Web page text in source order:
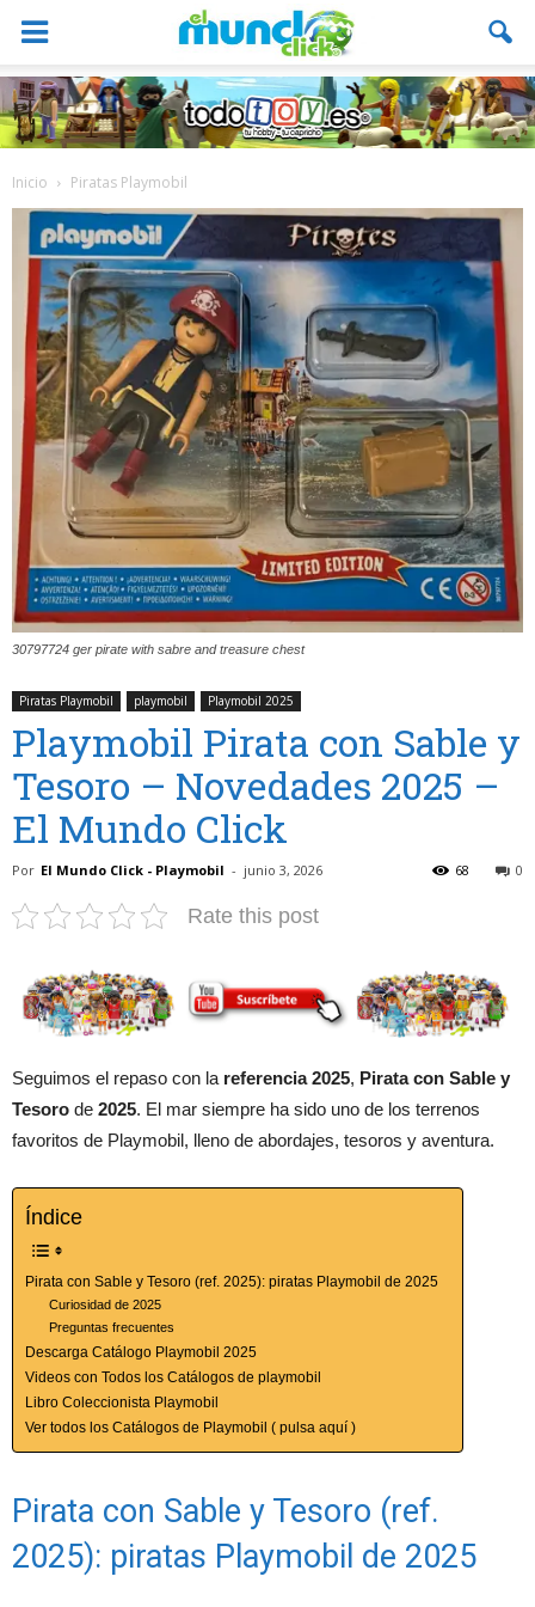
Inicio Piratas Playmobil
30797724 ger pirate with sabre and treasure chest
Piratas Playmobil playmobil Playmobil 2025
Playmobil Pirata con Sable y
Tesoro – Novedades 2025 –
El Mundo Click
Por El Mundo Click - Playmobil - junio 3, 2026 0
68
Rate this post
Seguimos el repaso con la referencia 2025, Pirata con Sable y
Tesoro de 2025. El mar siempre ha sido uno de los terrenos
favoritos de Playmobil, lleno de abordajes, tesoros y aventura.
Índice
Pirata con Sable y Tesoro (ref. 2025): piratas Playmobil de 2025
Curiosidad de 2025
Preguntas frecuentes
Descarga Catálogo Playmobil 2025
Videos con Todos los Catálogos de playmobil
Libro Coleccionista Playmobil
Ver todos los Catálogos de Playmobil ( pulsa aquí )
Pirata con Sable y Tesoro (ref.
2025): piratas Playmobil de 2025